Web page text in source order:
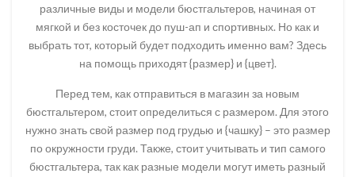
различные виды и модели бюстгальтеров, начиная от
мягкой и без косточек до пуш-ап и спортивных. Но как и
выбрать тот, который будет подходить именно вам? Здесь
на помощь приходят {размер} и {цвет}.
Перед тем, как отправиться в магазин за новым
бюстгальтером, стоит определиться с размером. Для этого
нужно знать свой размер под грудью и {чашку} – это размер
по окружности груди. Также, стоит учитывать и тип самого
бюстгальтера, так как разные модели могут иметь разный